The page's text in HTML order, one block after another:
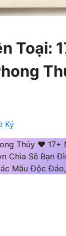
Toại:
Ký
Thủy ❤️️ 17+
Chia Sẽ Bạn
Mẫu Độc